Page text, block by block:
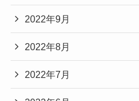
2022年9月
2022年8月
2022年7月